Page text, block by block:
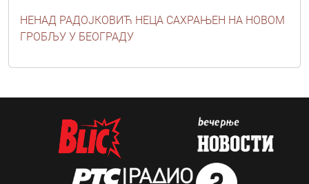
НЕНАД РАДОЈКОВИЋ НЕЦА САХРАЊЕН НА НОВОМ
ГРОБЉУ У БЕОГРАДУ